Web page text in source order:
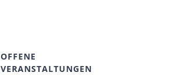
OFFENE
VERANSTALTUNGEN